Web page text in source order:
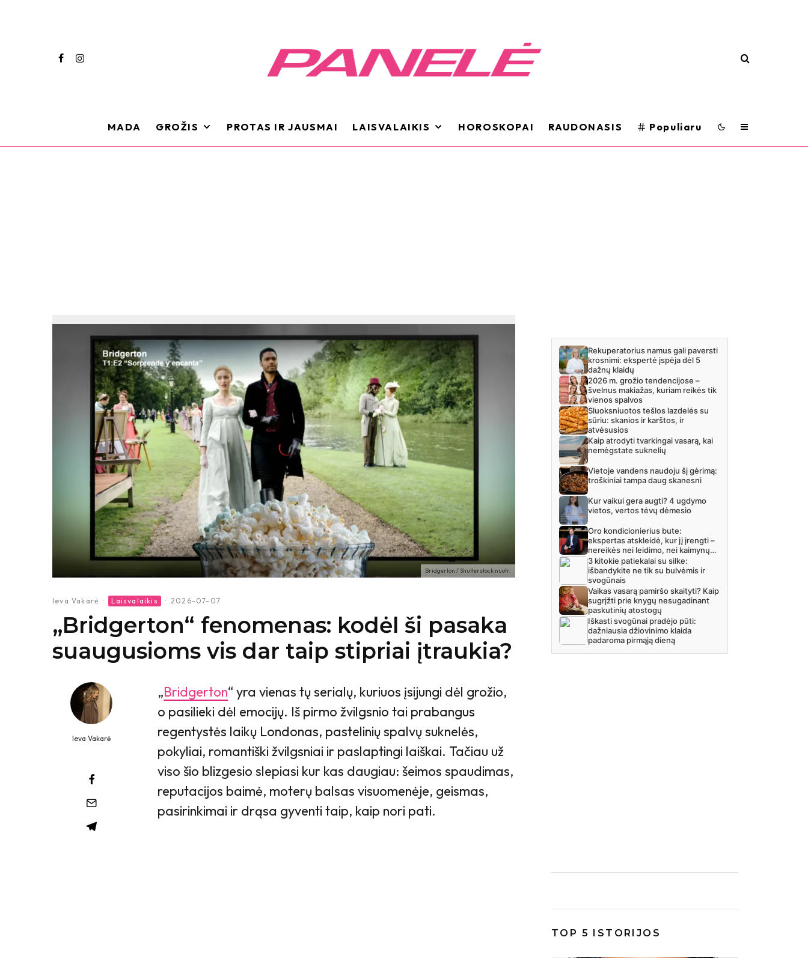
MADA GROŽIS PROTAS IR JAUSMAI LAISVALAIKIS HOROSKOPAI RAUDONASIS Populiaru
Bridgerton / Shutterstock nuotr.
Ieva Vakarė · Laisvalaikis · 2026-07-07
„Bridgerton“ fenomenas: kodėl ši pasaka
suaugusioms vis dar taip stipriai įtraukia?
Ieva Vakarė
„Bridgerton“ yra vienas tų serialų, kuriuos įsijungi dėl grožio,
o pasilieki dėl emocijų. Iš pirmo žvilgsnio tai prabangus
regentystės laikų Londonas, pastelinių spalvų suknelės,
pokyliai, romantiški žvilgsniai ir paslaptingi laiškai. Tačiau už
viso šio blizgesio slepiasi kur kas daugiau: šeimos spaudimas,
reputacijos baimė, moterų balsas visuomenėje, geismas,
pasirinkimai ir drąsa gyventi taip, kaip nori pati.
TOP 5 ISTORIJOS